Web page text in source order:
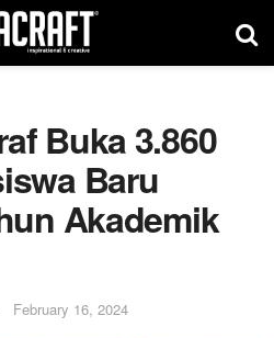
Buka 3.860
Baru
Akademik
February 16, 2024